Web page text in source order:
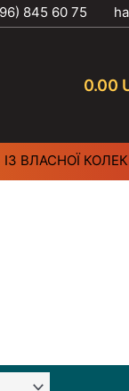
845 60 75
0.00
ІЗ ВЛАСНОЇ